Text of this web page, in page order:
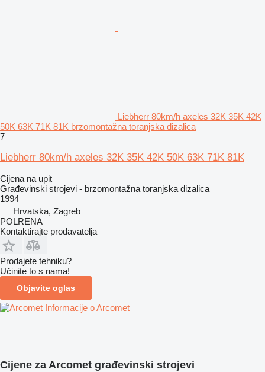
Liebherr 80km/h axeles 32K 35K 42K
50K 63K 71K 81K brzomontažna toranjska dizalica
7
Liebherr 80km/h axeles 32K 35K 42K 50K 63K 71K 81K
Cijena na upit
Građevinski strojevi - brzomontažna toranjska dizalica
1994
Hrvatska, Zagreb
POLRENA
Kontaktirajte prodavatelja
Prodajete tehniku?
Učinite to s nama!
Objavite oglas
Informacije o Arcomet
Cijene za Arcomet građevinski strojevi